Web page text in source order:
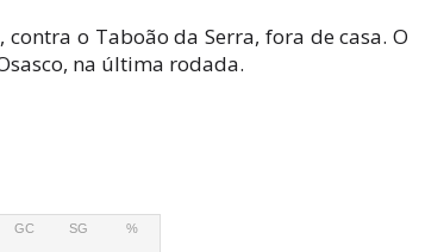
o Taboão da Serra, fora de casa. O
na última rodada.
GC SG %